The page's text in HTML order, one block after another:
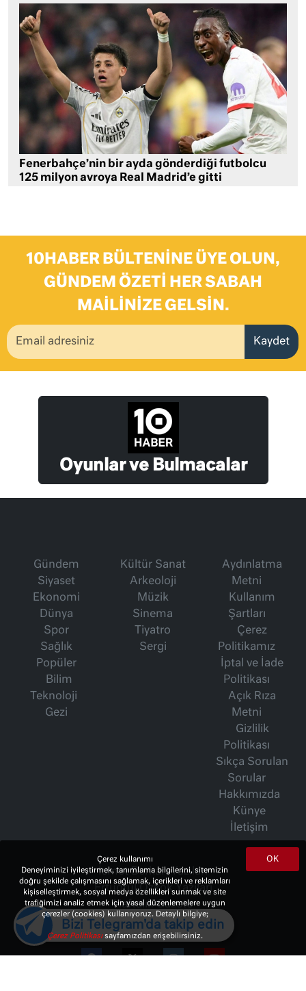
Fenerbahçe’nin bir ayda gönderdiği futbolcu
125 milyon avroya Real Madrid’e gitti
10HABER BÜLTENINE ÜYE OLUN,
GÜNDEM ÖZETI HER SABAH
MAILINIZE GELSIN.
Kaydet
Oyunlar ve Bulmacalar
Gündem
Siyaset
Ekonomi
Dünya
Spor
Sağlık
Popüler
Bilim
Teknoloji
Gezi
Kültür Sanat
Arkeoloji
Müzik
Sinema
Tiyatro
Sergi
Aydınlatma
Metni
Kullanım
Şartları
Çerez
Politikamız
İptal ve İade
Politikası
Açık Rıza
Metni
Gizlilik
Politikası
Sıkça Sorulan
Sorular
Hakkımızda
Künye
İletişim
İsmet Berkan Yazıları
Ertuğrul Özkök Yazıları
Haftalık Gazete
OK
Çerez kullanımı
Deneyiminizi iyileştirmek, tanımlama bilgilerini, sitemizin
doğru şekilde çalışmasını sağlamak, içerikleri ve reklamları
kişiselleştirmek, sosyal medya özellikleri sunmak ve site
trafiğimizi analiz etmek için yasal düzenlemelere uygun
çerezler (cookies) kullanıyoruz. Detaylı bilgiye;
Çerez Politikasısayfamızdan erişebilirsiniz.
Bizi Telegram'da takip edin